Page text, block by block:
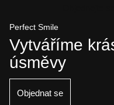
Perfect Smile
Vytváříme
úsměvy
Objednat se